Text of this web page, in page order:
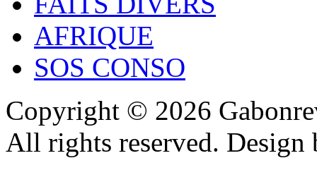
AFRIQUE
SOS CONSO
Copyright © 2026
All rights reserved.